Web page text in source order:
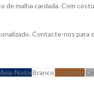
malha cardada. Com
Contacte-nos
NoiteBranco Castanho